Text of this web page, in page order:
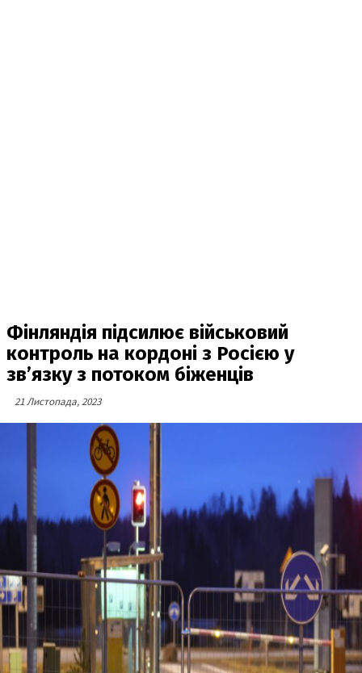
Фінляндія підсилює військовий
контроль на кордоні з Росією у
зв’язку з потоком біженців
21 Листопада, 2023